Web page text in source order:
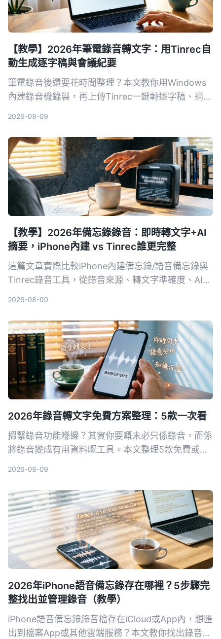
【教學】2026年筆電錄音轉文字：用Tinrec自
動生成逐字稿與會議紀要
筆電錄音後還要花時間整理？本文教你用Windows
內建錄音機錄製，再上傳Tinrec一鍵轉逐字稿、摘要
2026-08-09
【教學】2026年備忘錄錄音：即時轉文字+AI
摘要，iPhone內建 vs Tinrec誰更完整
這篇文章實際比較iPhone內建備忘錄/語音備忘錄與
Tinrec錄音工具，從錄音來源、轉文字準確度、AI整
2026-08-09
2026年錄音轉文字免費方案整理：5款一次看
搵緊錄音功能喺邊？其實你要嘅未必只係錄音，而係
將錄音變成有用資料嘅工具。本文整理5款免費或含
2026-08-09
2026年iPhone語音備忘錄存在哪裡？5步驟完
整找出並管理錄音（教學）
iPhone語音備忘錄錄音檔存在iCloud或App內，想匯
出到檔案App或其他雲端服務？本文教你找出錄音位